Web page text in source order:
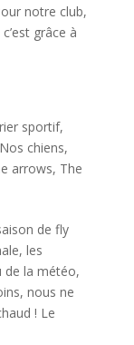
notre club,
grâce à
sportif,
Nos chiens,
arrows, The
de fly
les
de la météo,
nous ne
! Le